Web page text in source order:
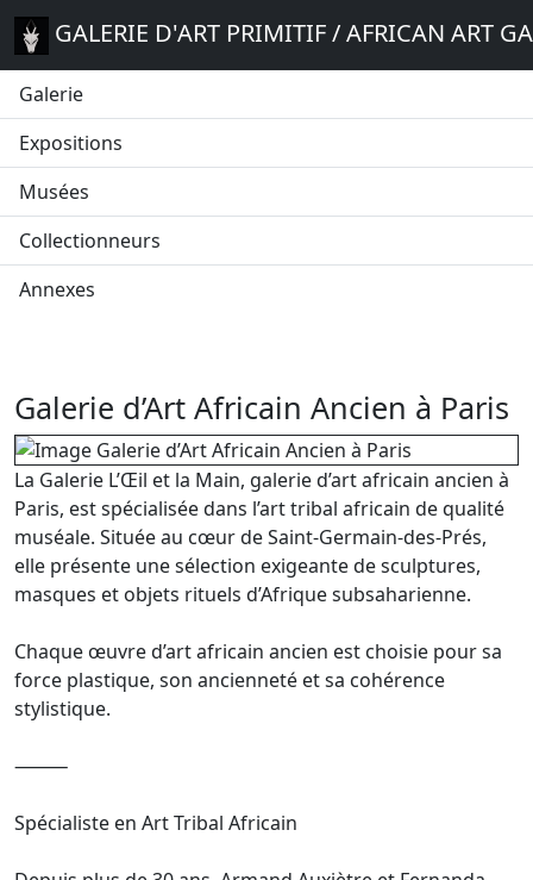
GALERIE D'ART PRIMITIF / AFRICAN ART
Galerie
Expositions
Musées
Collectionneurs
Annexes
Galerie d’Art Africain Ancien à Paris
La Galerie L’Œil et la Main, galerie d’art africain ancien à
Paris, est spécialisée dans l’art tribal africain de qualité
muséale. Située au cœur de Saint-Germain-des-Prés,
elle présente une sélection exigeante de sculptures,
masques et objets rituels d’Afrique subsaharienne.
Chaque œuvre d’art africain ancien est choisie pour sa
force plastique, son ancienneté et sa cohérence
stylistique.
⸻
Spécialiste en Art Tribal Africain